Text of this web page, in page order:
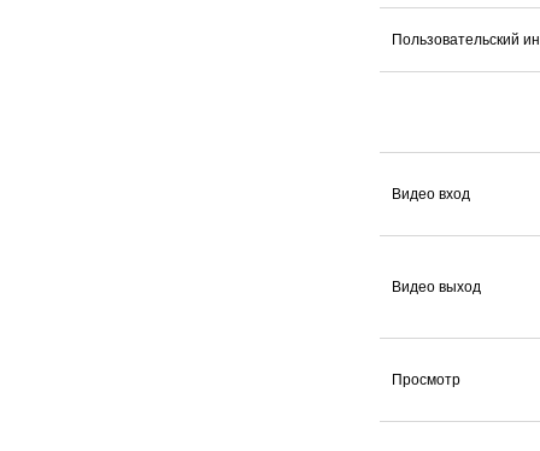
Пользовательский
Видео вход
Видео выход
Просмотр